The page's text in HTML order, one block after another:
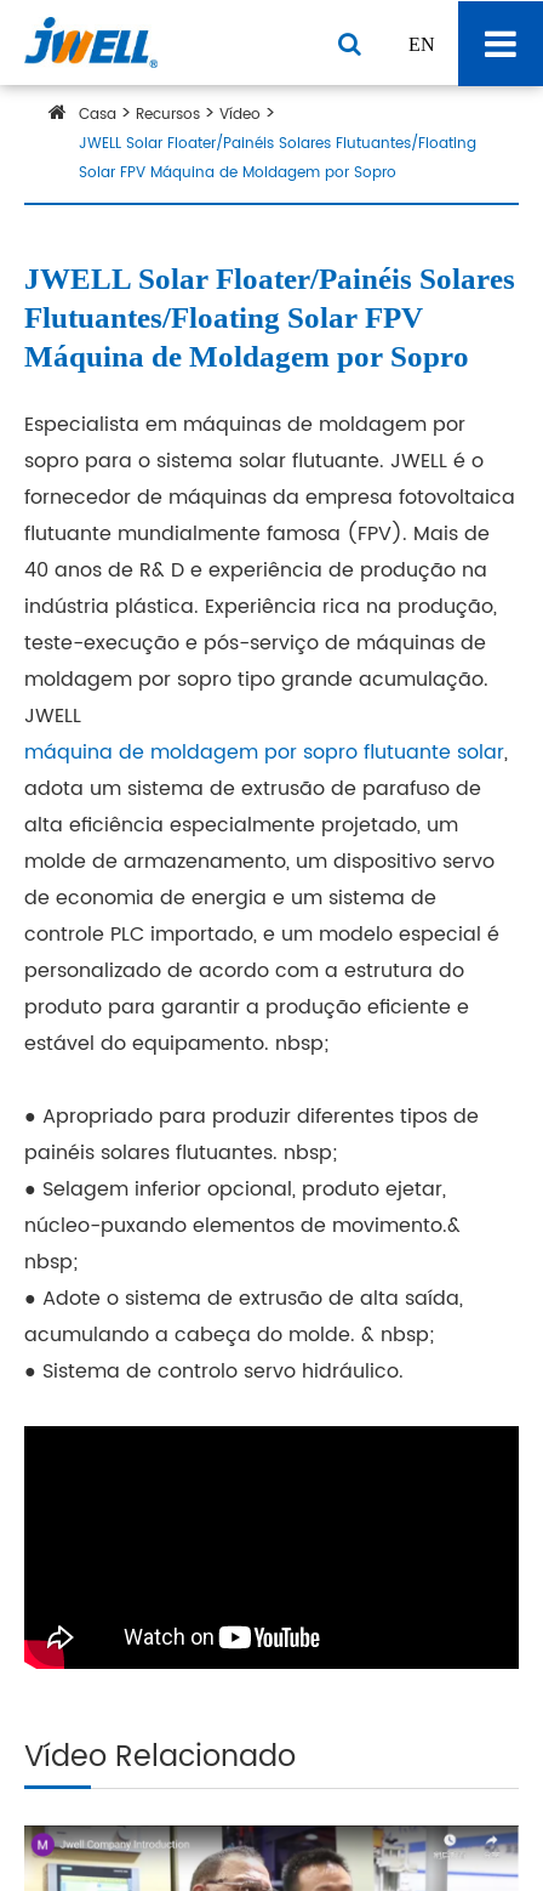
EN
Casa Recursos
Vídeo
JWELL Solar Floater/Painéis Solares Flutuantes/Floating
Solar FPV Máquina de Moldagem por Sopro
JWELL Solar Floater/Painéis Solares
Flutuantes/Floating Solar FPV
Máquina de Moldagem por Sopro
Especialista em máquinas de moldagem por
sopro para o sistema solar flutuante. JWELL é o
fornecedor de máquinas da empresa fotovoltaica
flutuante mundialmente famosa (FPV). Mais de
40 anos de R& D e experiência de produção na
indústria plástica. Experiência rica na produção,
teste-execução e pós-serviço de máquinas de
moldagem por sopro tipo grande acumulação.
JWELL
máquina de moldagem por sopro flutuante solar,
adota um sistema de extrusão de parafuso de
alta eficiência especialmente projetado, um
molde de armazenamento, um dispositivo servo
de economia de energia e um sistema de
controle PLC importado, e um modelo especial é
personalizado de acordo com a estrutura do
produto para garantir a produção eficiente e
estável do equipamento. nbsp;
● Apropriado para produzir diferentes tipos de
painéis solares flutuantes. nbsp;
● Selagem inferior opcional, produto ejetar,
núcleo-puxando elementos de movimento.&
nbsp;
● Adote o sistema de extrusão de alta saída,
acumulando a cabeça do molde. & nbsp;
● Sistema de controlo servo hidráulico.
Vídeo Relacionado